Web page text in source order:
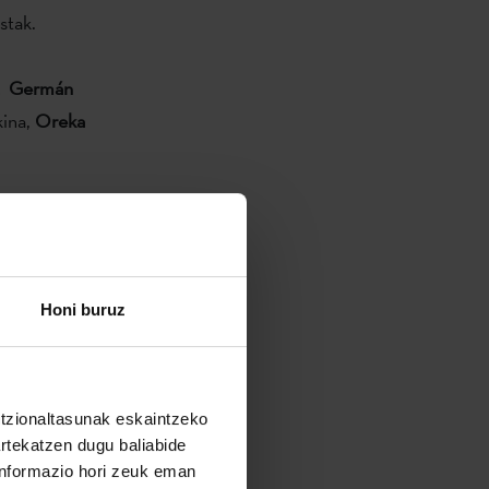
Honi buruz
eskaintzeko
dugu baliabide
hori zeuk eman
Germán
Oreka
stand-a